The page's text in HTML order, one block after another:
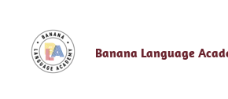
Banana Language